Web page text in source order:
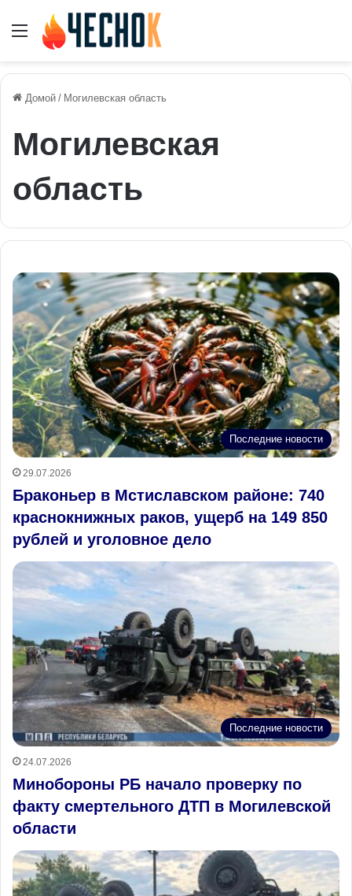
Меню
Домой / Могилевская область
Могилевская
область
Последние новости
29.07.2026
Браконьер в Мстиславском районе: 740
краснокнижных раков, ущерб на 149 850
рублей и уголовное дело
Последние новости
24.07.2026
Минобороны РБ начало проверку по
факту смертельного ДТП в Могилевской
области